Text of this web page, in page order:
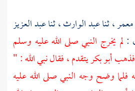
،ثناعبد الوارث ،ثناعبد العزيز
: لم يخرج النبي صلى الله عليه وسلم
فذهبأبو بكريتقدم ، فقال نبي الله : "
وضح وجه النبي صلى الله عليه